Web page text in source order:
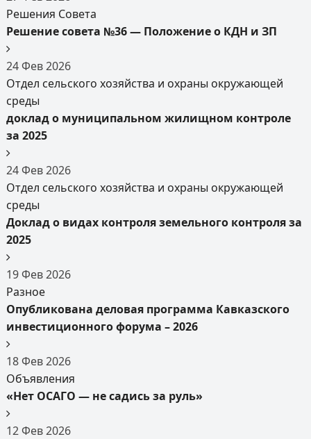
Решения Совета
Решение совета №36 — Положение о КДН и ЗП
24Фев2026
Отдел сельского хозяйства и охраны окружающей
среды
доклад о муниципальном жилищном контроле
за 2025
24Фев2026
Отдел сельского хозяйства и охраны окружающей
среды
Доклад о видах контроля земельного контроля за
2025
19Фев2026
Разное
Опубликована деловая программа Кавказского
инвестиционного форума – 2026
18Фев2026
Объявления
«Нет ОСАГО — не садись за руль»
12Фев2026